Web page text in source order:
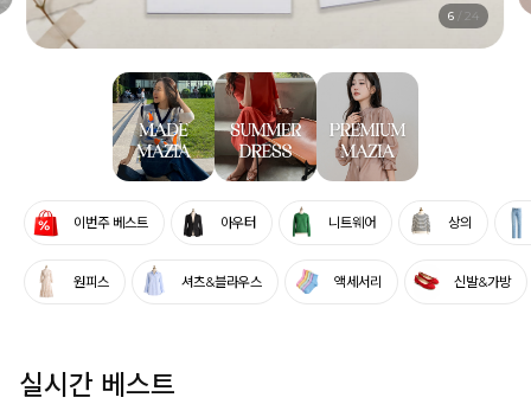
7 /24
이번주 베스트 아우터 니트웨어 상의
원피스 셔츠&블라우스 액세서리 신발&가방
실시간 베스트